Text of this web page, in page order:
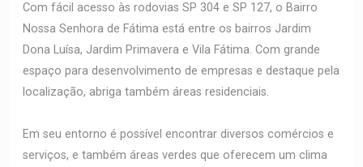
Com fácil acesso às rodovias SP 304 e SP 127, o Bairro
Nossa Senhora de Fátima está entre os bairros Jardim
Dona Luísa, Jardim Primavera e Vila Fátima. Com grande
espaço para desenvolvimento de empresas e destaque pela
localização, abriga também áreas residenciais.
Em seu entorno é possível encontrar diversos comércios e
serviços, e também áreas verdes que oferecem um clima